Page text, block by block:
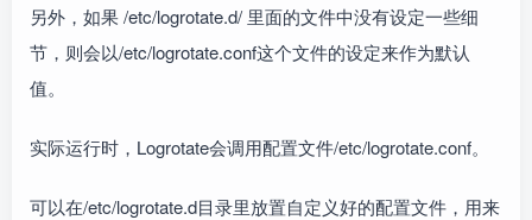
另外，如果 /etc/logrotate.d/ 里面的文件中没有设定一些细
节，则会以/etc/logrotate.conf这个文件的设定来作为默认
值。
实际运行时，Logrotate会调用配置文件/etc/logrotate.conf。
可以在/etc/logrotate.d目录里放置自定义好的配置文件，用来